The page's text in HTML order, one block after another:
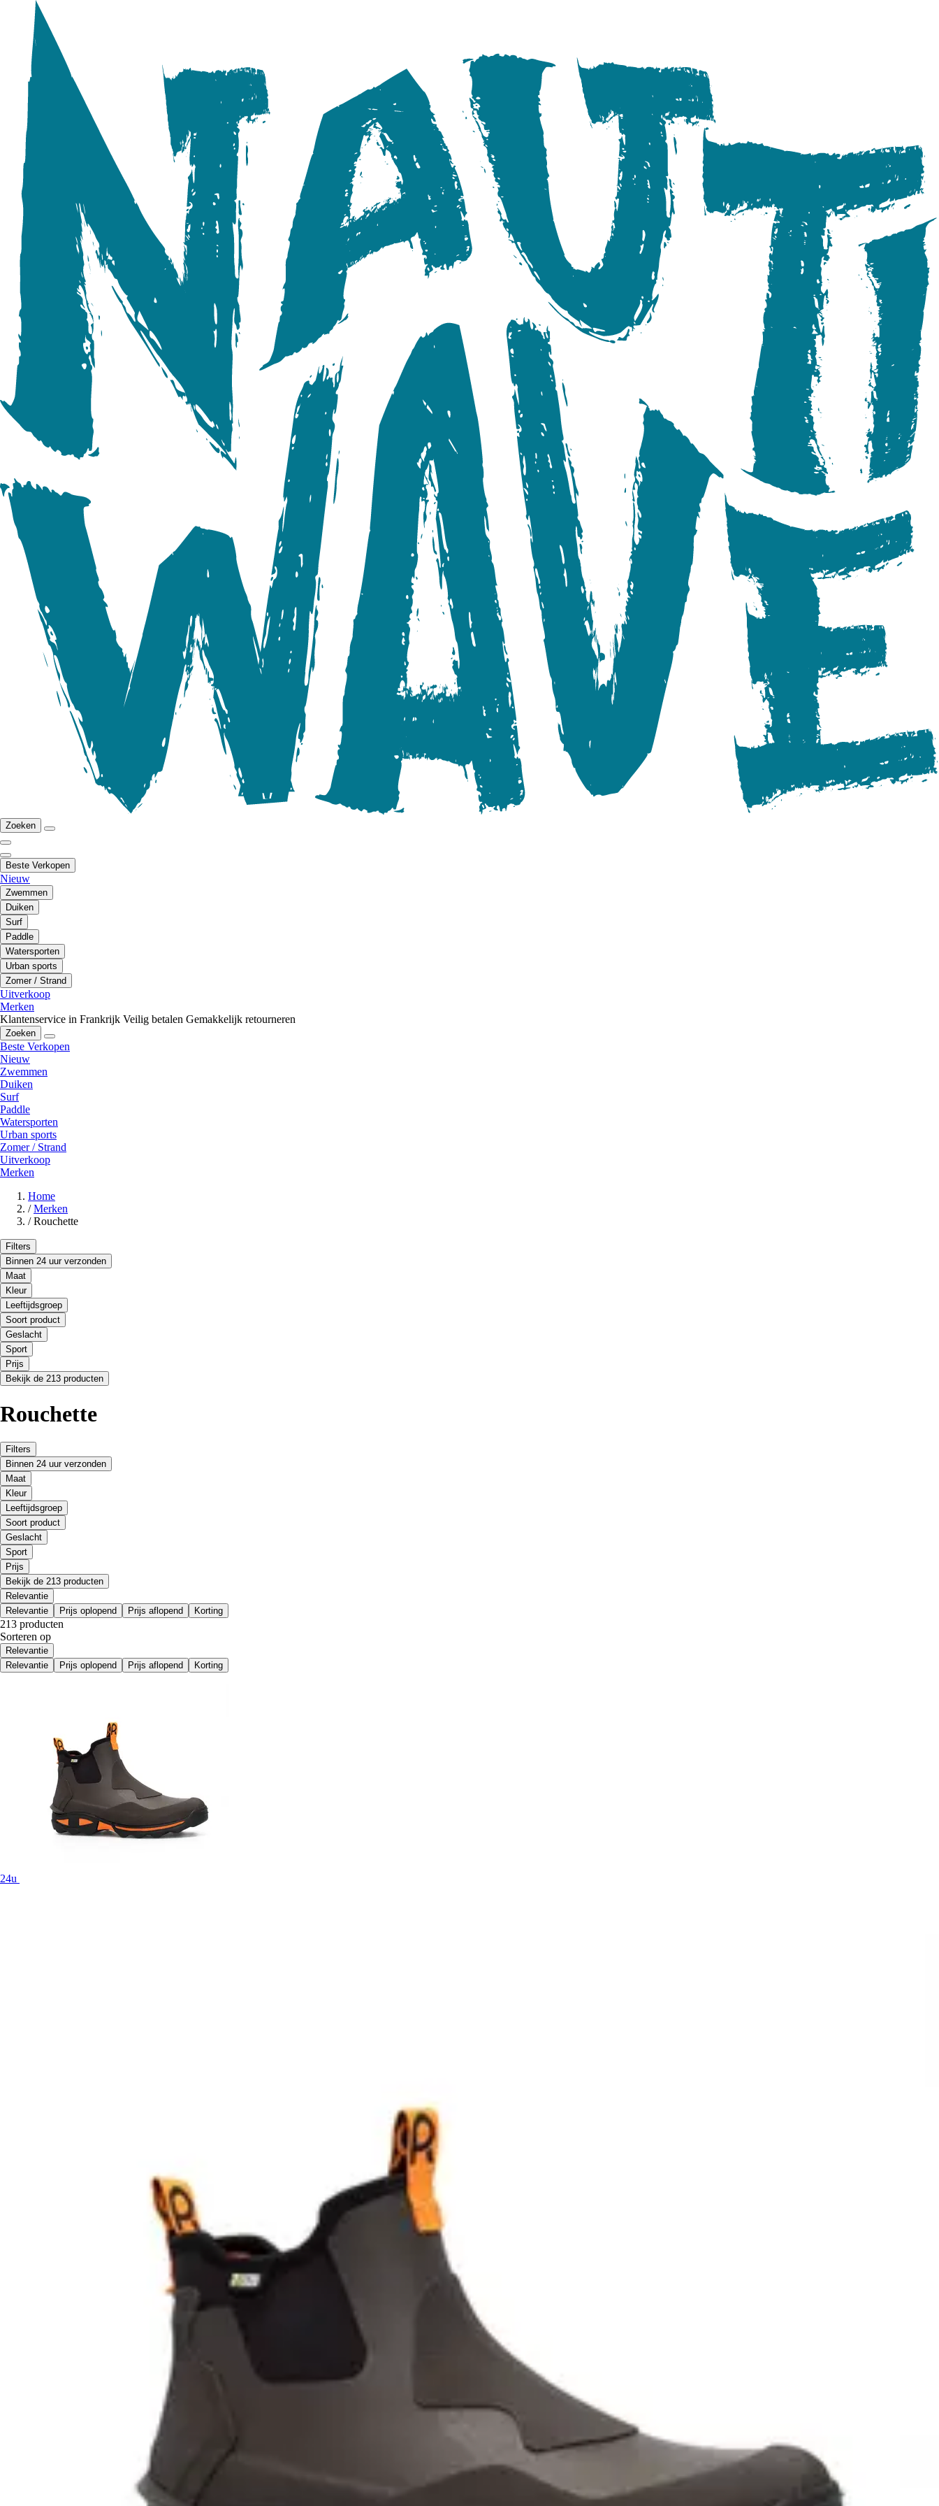
Zoeken
Beste Verkopen
Nieuw
Zwemmen
Duiken
Surf
Paddle
Watersporten
Urban sports
Zomer / Strand
Uitverkoop
Merken
Klantenservice in Frankrijk Veilig betalen Gemakkelijk retourneren
Zoeken
Beste Verkopen
Nieuw
Zwemmen
Duiken
Surf
Paddle
Watersporten
Urban sports
Zomer / Strand
Uitverkoop
Merken
Home
/ Merken
/ Rouchette
Filters
Binnen 24 uur verzonden
Maat
Kleur
Leeftijdsgroep
Soort product
Geslacht
Sport
Prijs
Bekijk de 213 producten
Rouchette
Filters
Binnen 24 uur verzonden
Maat
Kleur
Leeftijdsgroep
Soort product
Geslacht
Sport
Prijs
Bekijk de 213 producten
Relevantie
Relevantie
Prijs oplopend Prijs aflopend Korting
213 producten
Sorteren op
Relevantie
Relevantie
Prijs oplopend Prijs aflopend Korting
24u